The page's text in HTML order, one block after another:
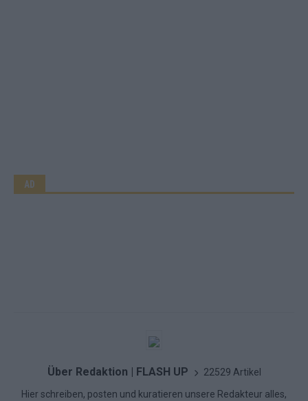
AD
Über Redaktion | FLASH UP 22529 Artikel
Hier schreiben, posten und kuratieren unsere Redakteur alles,